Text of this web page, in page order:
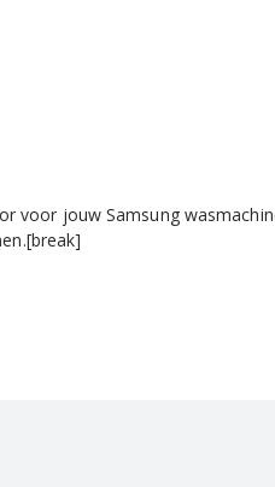
voor jouw Samsung